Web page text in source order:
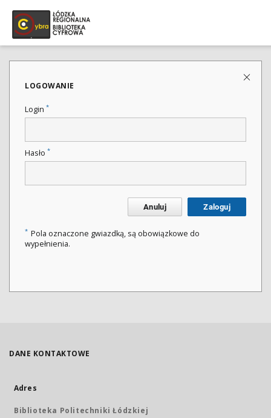
LOGOWANIE
Login *
Hasło *
Anuluj Zaloguj
* Pola oznaczone gwiazdką, są obowiązkowe do
wypełnienia.
DANE KONTAKTOWE
Adres
Biblioteka Politechniki Łódzkiej